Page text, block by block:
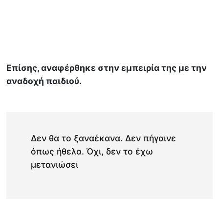
Επίσης, αναφέρθηκε στην εμπειρία της με την
αναδοχή παιδιού.
Δεν θα το ξαναέκανα. Δεν πήγαινε
όπως ήθελα. Όχι, δεν το έχω
μετανιώσει